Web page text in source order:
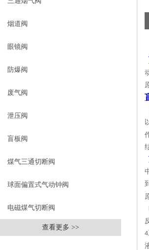
烟道阀
眼镜阀
防爆阀
废气阀
泄压阀
盲板阀
煤气三通切断阀
球面偏置式气动钟阀
电磁煤气切断阀
查看更多 >>
4